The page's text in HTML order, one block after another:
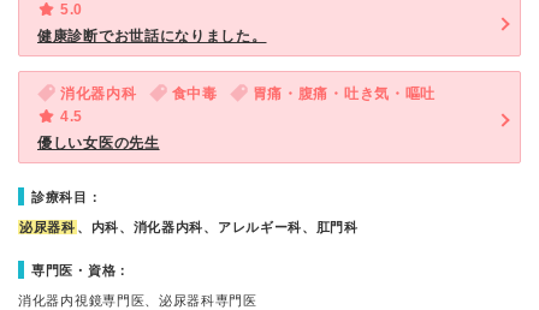
5.0
健康診断でお世話になりました。
消化器内科 食中毒
胃痛・腹痛・吐き気・嘔吐
4.5
優しい女医の先生
診療科目：
泌尿器科 、内科、消化器内科、アレルギー科、肛門科
専門医・資格：
消化器内視鏡専門医、泌尿器科専門医